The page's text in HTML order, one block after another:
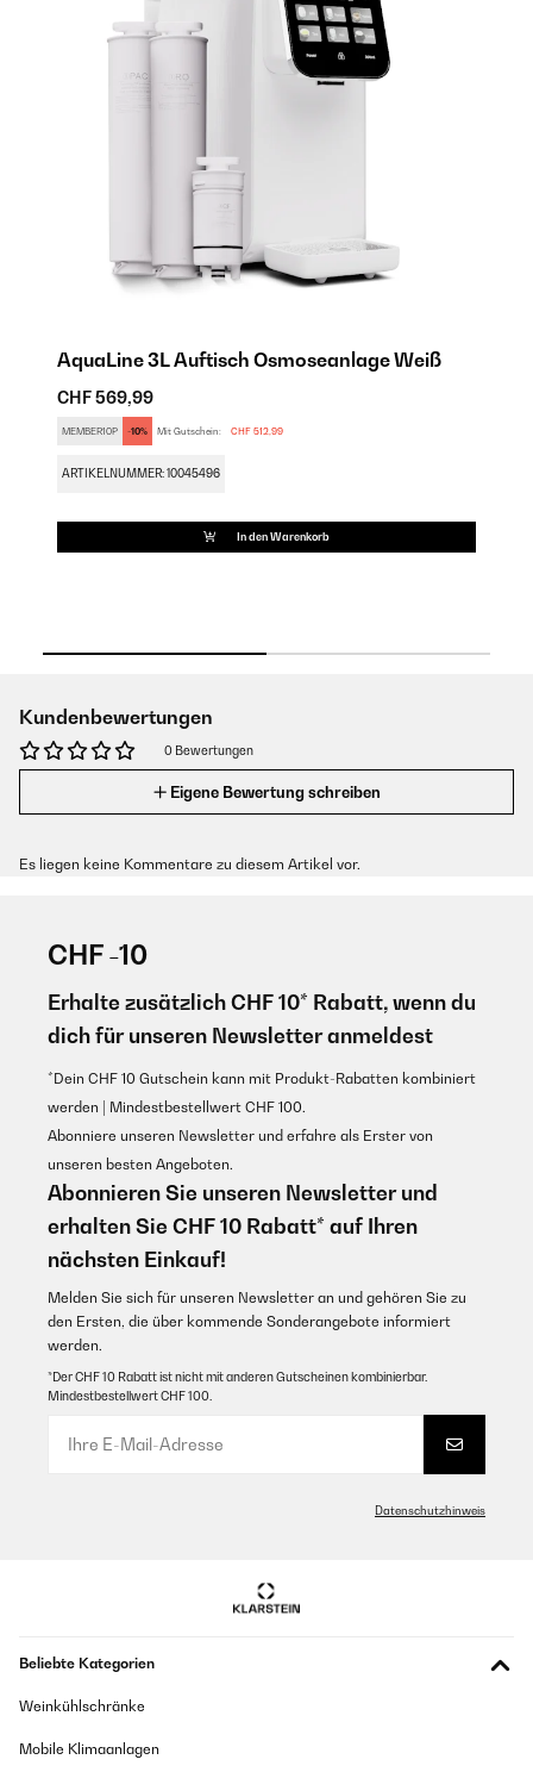
AquaLine 3L Auftisch Osmoseanlage​ Weiß
CHF 569,99
MEMBER10P -10% Mit Gutschein: CHF 512,99
ARTIKELNUMMER: 10045496
In den Warenkorb
Kundenbewertungen
0 Bewertungen
Eigene Bewertung schreiben
Es liegen keine Kommentare zu diesem Artikel vor.
CHF -10
Erhalte zusätzlich CHF 10* Rabatt, wenn du
dich für unseren Newsletter anmeldest
*Dein CHF 10 Gutschein kann mit Produkt-Rabatten kombiniert
werden | Mindestbestellwert CHF 100.
Abonniere unseren Newsletter und erfahre als Erster von
unseren besten Angeboten.
Abonnieren Sie unseren Newsletter und
erhalten Sie CHF 10 Rabatt* auf Ihren
nächsten Einkauf!
Melden Sie sich für unseren Newsletter an und gehören Sie zu
den Ersten, die über kommende Sonderangebote informiert
werden.
*Der CHF 10 Rabatt ist nicht mit anderen Gutscheinen kombinierbar.
Mindestbestellwert CHF 100.
Datenschutzhinweis
Beliebte Kategorien
Weinkühlschränke
Mobile Klimaanlagen